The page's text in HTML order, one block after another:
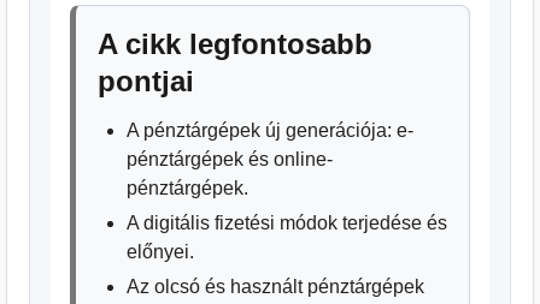
A cikk legfontosabb
pontjai
A pénztárgépek új generációja: e-
pénztárgépek és online-
pénztárgépek.
A digitális fizetési módok terjedése és
előnyei.
Az olcsó és használt pénztárgépek